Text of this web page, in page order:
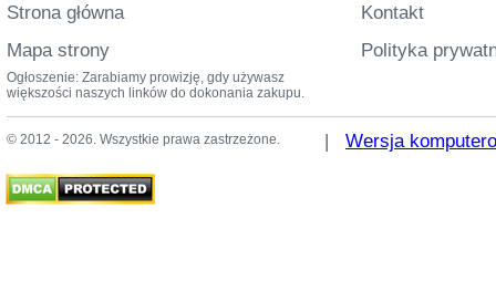
Strona główna
Mapa strony
Kontakt
Polityka
Ogłoszenie: Zarabiamy prowizję, gdy używasz
większości naszych linków do dokonania zakupu.
© 2012 - 2026. Wszystkie prawa zastrzeżone. | Wersja